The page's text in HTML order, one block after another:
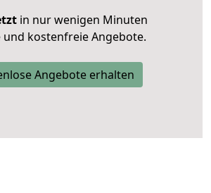
in nur wenigen Minuten
kostenfreie Angebote.
Angebote erhalten